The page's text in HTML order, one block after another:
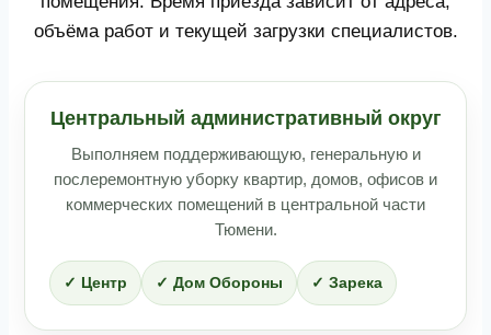
объёма работ и текущей загрузки специалистов.
Центральный административный округ
Выполняем поддерживающую, генеральную и
послеремонтную уборку квартир, домов, офисов и
коммерческих помещений в центральной части
Тюмени.
✓ Центр ✓ Дом Обороны ✓ Зарека